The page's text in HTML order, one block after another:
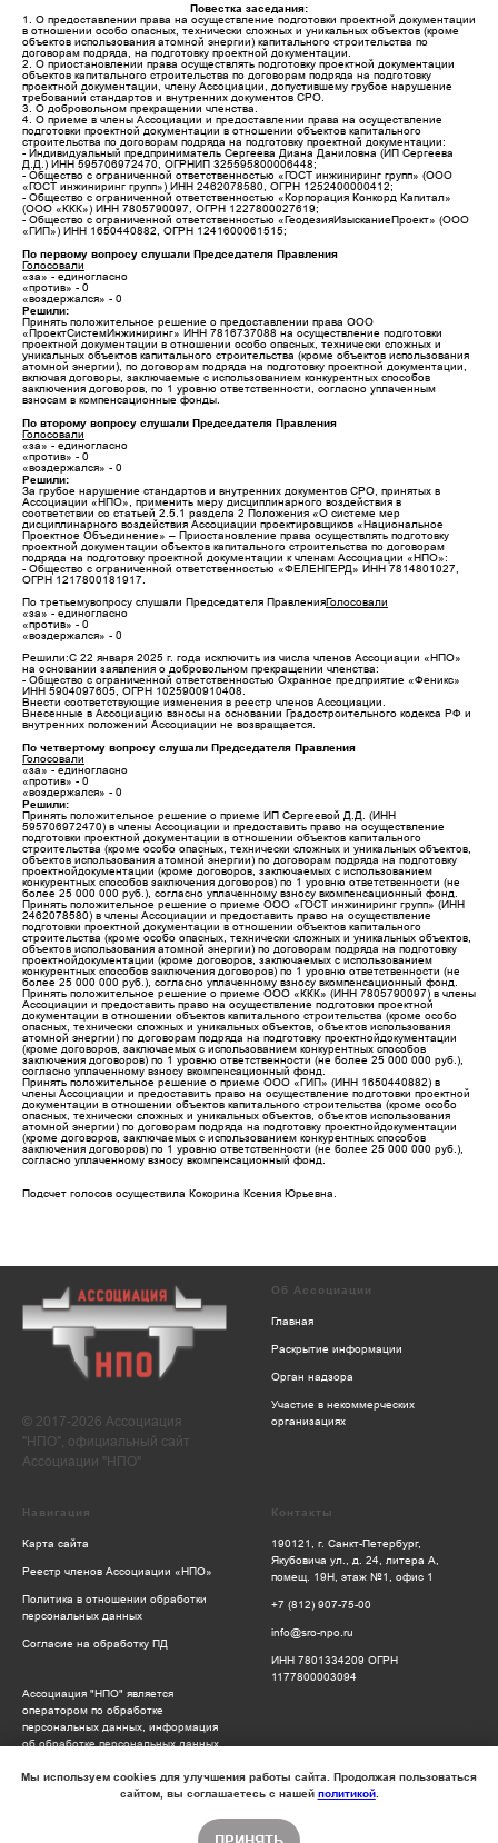
Повестка заседания:
1. О предоставлении права на осуществление подготовки проектной документации
в отношении особо опасных, технически сложных и уникальных объектов (кроме
объектов использования атомной энергии) капитального строительства по
договорам подряда, на подготовку проектной документации.
2. О приостановлении права осуществлять подготовку проектной документации
объектов капитального строительства по договорам подряда на подготовку
проектной документации, члену Ассоциации, допустившему грубое нарушение
требований стандартов и внутренних документов СРО.
3. О добровольном прекращении членства.
4. О приеме в члены Ассоциации и предоставлении права на осуществление
подготовки проектной документации в отношении объектов капитального
строительства по договорам подряда на подготовку проектной документации:
- Индивидуальный предприниматель Сергеева Диана Даниловна (ИП Сергеева
Д.Д.) ИНН 595706972470, ОГРНИП 325595800006448;
- Общество с ограниченной ответственностью «ГОСТ инжиниринг групп» (ООО
«ГОСТ инжиниринг групп») ИНН 2462078580, ОГРН 1252400000412;
- Общество с ограниченной ответственностью «Корпорация Конкорд Капитал»
(ООО «ККК») ИНН 7805790097, ОГРН 1227800027619;
- Общество с ограниченной ответственностью «ГеодезияИзысканиеПроект» (ООО
«ГИП») ИНН 1650440882, ОГРН 1241600061515;
По первому вопросу слушали Председателя Правления
Голосовали
«за» - единогласно
«против» - 0
«воздержался» - 0
Решили:
Принять положительное решение о предоставлении права ООО
«ПроектСистемИнжиниринг» ИНН 7816737088 на осуществление подготовки
проектной документации в отношении особо опасных, технически сложных и
уникальных объектов капитального строительства (кроме объектов использования
атомной энергии), по договорам подряда на подготовку проектной документации,
включая договоры, заключаемые с использованием конкурентных способов
заключения договоров, по 1 уровню ответственности, согласно уплаченным
взносам в компенсационные фонды.
По второму вопросу слушали Председателя Правления
Голосовали
«за» - единогласно
«против» - 0
«воздержался» - 0
Решили:
За грубое нарушение стандартов и внутренних документов СРО, принятых в
Ассоциации «НПО», применить меру дисциплинарного воздействия в
соответствии со статьей 2.5.1 раздела 2 Положения «О системе мер
дисциплинарного воздействия Ассоциации проектировщиков «Национальное
Проектное Объединение» – Приостановление права осуществлять подготовку
проектной документации объектов капитального строительства по договорам
подряда на подготовку проектной документации к членам Ассоциации «НПО»:
- Общество с ограниченной ответственностью «ФЕЛЕНГЕРД» ИНН 7814801027,
ОГРН 1217800181917.
По третьемувопросу слушали Председателя ПравленияГолосовали
«за» - единогласно
«против» - 0
«воздержался» - 0
Решили:С 22 января 2025 г. года исключить из числа членов Ассоциации «НПО»
на основании заявления о добровольном прекращении членства:
- Общество с ограниченной ответственностью Охранное предприятие «Феникс»
ИНН 5904097605, ОГРН 1025900910408.
Внести соответствующие изменения в реестр членов Ассоциации.
Внесенные в Ассоциацию взносы на основании Градостроительного кодекса РФ и
внутренних положений Ассоциации не возвращается.
По четвертому вопросу слушали Председателя Правления
Голосовали
«за» - единогласно
«против» - 0
«воздержался» - 0
Решили:
Принять положительное решение о приеме ИП Сергеевой Д.Д. (ИНН
595706972470) в члены Ассоциации и предоставить право на осуществление
подготовки проектной документации в отношении объектов капитального
строительства (кроме особо опасных, технически сложных и уникальных объектов,
объектов использования атомной энергии) по договорам подряда на подготовку
проектнойдокументации (кроме договоров, заключаемых с использованием
конкурентных способов заключения договоров) по 1 уровню ответственности (не
более 25 000 000 руб.), согласно уплаченному взносу вкомпенсационный фонд.
Принять положительное решение о приеме ООО «ГОСТ инжиниринг групп» (ИНН
2462078580) в члены Ассоциации и предоставить право на осуществление
подготовки проектной документации в отношении объектов капитального
строительства (кроме особо опасных, технически сложных и уникальных объектов,
объектов использования атомной энергии) по договорам подряда на подготовку
проектнойдокументации (кроме договоров, заключаемых с использованием
конкурентных способов заключения договоров) по 1 уровню ответственности (не
более 25 000 000 руб.), согласно уплаченному взносу вкомпенсационный фонд.
Принять положительное решение о приеме ООО «ККК» (ИНН 7805790097) в члены
Ассоциации и предоставить право на осуществление подготовки проектной
документации в отношении объектов капитального строительства (кроме особо
опасных, технически сложных и уникальных объектов, объектов использования
атомной энергии) по договорам подряда на подготовку проектнойдокументации
(кроме договоров, заключаемых с использованием конкурентных способов
заключения договоров) по 1 уровню ответственности (не более 25 000 000 руб.),
согласно уплаченному взносу вкомпенсационный фонд.
Принять положительное решение о приеме ООО «ГИП» (ИНН 1650440882) в
члены Ассоциации и предоставить право на осуществление подготовки проектной
документации в отношении объектов капитального строительства (кроме особо
опасных, технически сложных и уникальных объектов, объектов использования
атомной энергии) по договорам подряда на подготовку проектнойдокументации
(кроме договоров, заключаемых с использованием конкурентных способов
заключения договоров) по 1 уровню ответственности (не более 25 000 000 руб.),
согласно уплаченному взносу вкомпенсационный фонд.
Подсчет голосов осуществила Кокорина Ксения Юрьевна.
Мы используем cookies для улучшения работы сайта. Продолжая пользоваться
сайтом, вы соглашаетесь с нашей политикой.
© 2017-2026 Ассоциация
"НПО", официальный сайт
Ассоциации "НПО"
Об Ассоциации
Главная
Раскрытие информации
Орган надзора
Участие в некоммерческих
организациях
Навигация
Карта сайта
Реестр членов Ассоциации «НПО»
Политика в отношении обработки
персональных данных
Согласие на обработку ПД
Ассоциация "НПО" является
оператором по обработке
персональных данных, информация
об обработке персональных данных
требованиях к защите персональных
данных отражены в Политике
Контакты
190121, г. Санкт-Петербург,
Якубовича ул., д. 24, литера А,
помещ. 19Н, этаж №1, офис 1
+7 (812) 907-75-00
info@sro-npo.ru
ИНН 7801334209 ОГРН
1177800003094